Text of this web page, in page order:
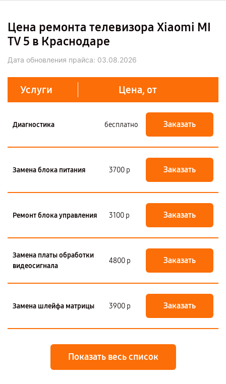
Цена ремонта телевизора Xiaomi MI
TV 5 в Краснодаре
Дата обновления прайса: 03.08.2026
Услуги Цена, от
Диагностика бесплатно Заказать
Замена блока питания 3700 р Заказать
Ремонт блока управления 3100 р Заказать
Замена платы обработки
видеосигнала
4800 р Заказать
Замена шлейфа матрицы 3900 р Заказать
Показать весь список